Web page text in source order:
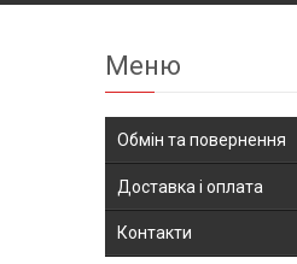
Обмін та повернення
Доставка і оплата
Контакти